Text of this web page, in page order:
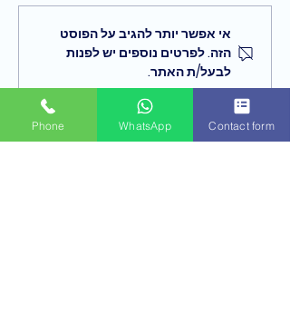
החיים מאותתים לכם לעצור
ולשנות כיוון, האם אתם מקשיבים?
אי אפשר יותר להגיב על הפוסט
הזה. לפרטים נוספים יש לפנות
לבעל/ת האתר.
Phone WhatsApp Contact form